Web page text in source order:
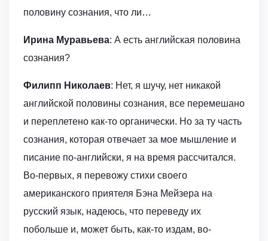
половину сознания, что ли…
Ирина Муравьева: А есть английская половина
сознания?
Филипп Николаев: Нет, я шучу, нет никакой
английской половины сознания, все перемешано
и переплетено как-то органически. Но за ту часть
сознания, которая отвечает за мое мышление и
писание по-английски, я на время рассчитался.
Во-первых, я перевожу стихи своего
американского приятеля Бэна Мейзера на
русский язык, надеюсь, что переведу их
побольше и, может быть, как-то издам, во-